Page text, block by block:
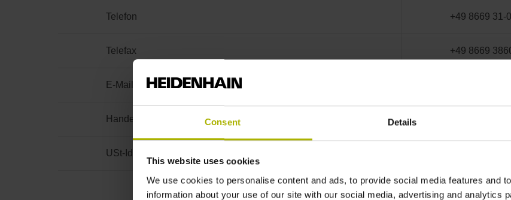
Consent Details
This website uses cookies
We use cookies to personalise content and ads, to provide social media features and
information about your use of our site with our social media, advertising and analytics
Telefon +49 8669 31-0
Telefax +49 8669
E-Mail
Handelsregister Traunstein,
USt-Id-Nr.: